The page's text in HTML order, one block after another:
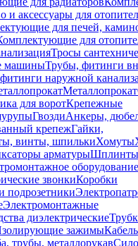
и аксессуары для
для печей,
для
Тросы
машиныТрубы, фитинги
наружной
Металлопрокат
для воротКрепежные
ГвоздиАнкеры,
крепежГайки,
винты, шпилькиХомуты
арматурыШплинты
оборудование
звонкиКоробки
подрозетники
Электромонтажные
диэлектрические
зажимы
трубы, металлорукав